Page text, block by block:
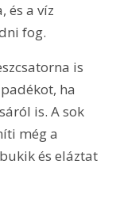
és a víz
fog.
is
ha
is. A sok
még a
és eláztat